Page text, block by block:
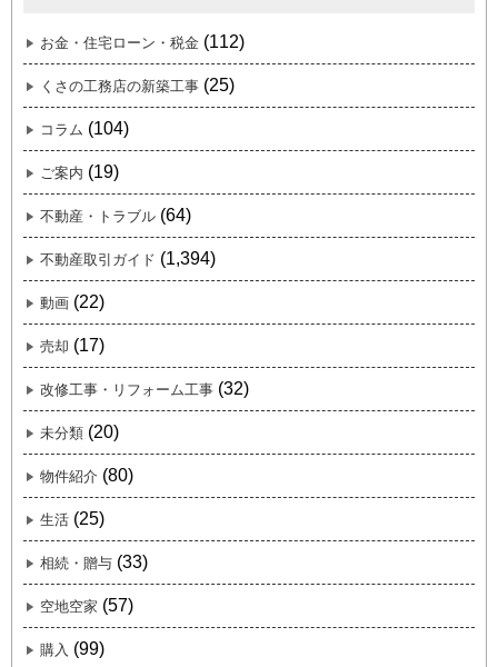
お金・住宅ローン・税金 (112)
くさの工務店の新築工事 (25)
コラム (104)
ご案内 (19)
不動産・トラブル (64)
不動産取引ガイド (1,394)
動画 (22)
売却 (17)
改修工事・リフォーム工事 (32)
未分類 (20)
物件紹介 (80)
生活 (25)
相続・贈与 (33)
空地空家 (57)
購入 (99)